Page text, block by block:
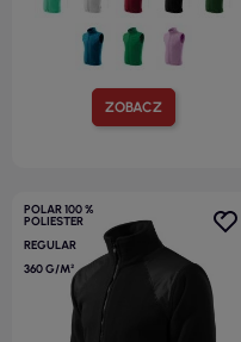
ZOBACZ
POLAR 100 %
POLIESTER
REGULAR
360 G/M²